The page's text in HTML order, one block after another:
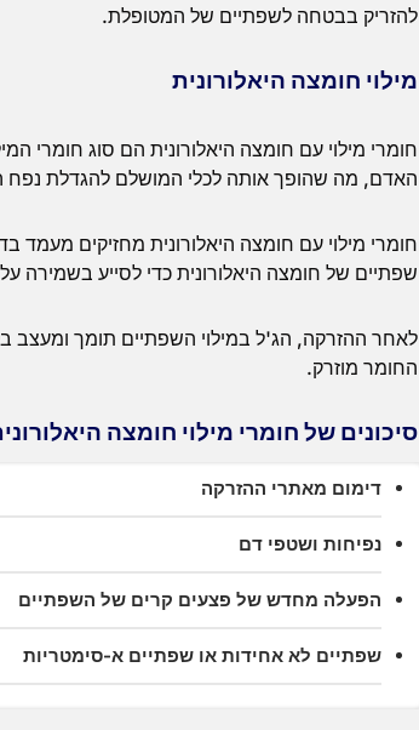
להזריק בבטחה לשפתיים של המטופלת.
מילוי חומצה היאלורונית
חומרי מילוי עם חומצה היאלורונית הם סוג חומרי
האדם, מה שהופך אותה לכלי המושלם להגדלת נפח
חומרי מילוי עם חומצה היאלורונית מחזיקים מעמד
שפתיים של חומצה היאלורונית כדי לסייע בשמירה
לאחר ההזרקה, הג'ל במילוי השפתיים תומך ומעצב
החומר מוזרק.
סיכונים של חומרי מילוי חומצה
דימום מאתרי ההזרקה
נפיחות ושטפי דם
הפעלה מחדש של פצעים קרים של השפתיים
שפתיים לא אחידות או שפתיים א-סימטריות